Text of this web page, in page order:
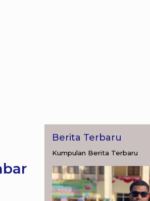
Berita Terbaru
Kumpulan Berita Terbaru